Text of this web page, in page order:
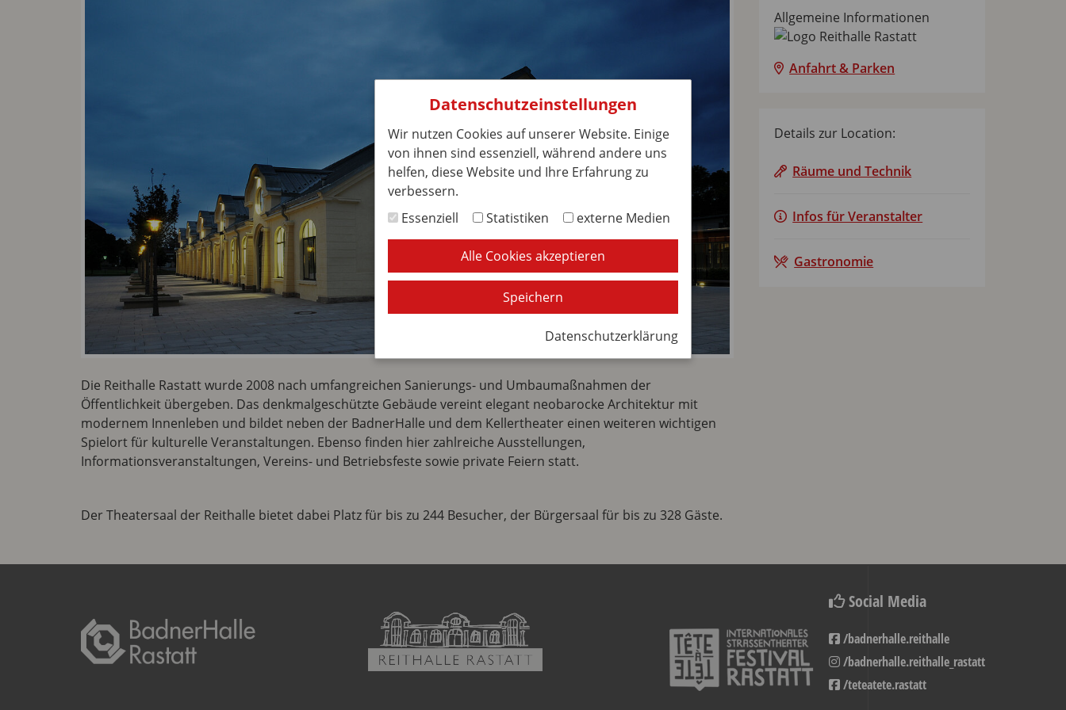
Datenschutzeinstellungen
Wir nutzen Cookies auf unserer Website. Einige
von ihnen sind essenziell, während andere uns
helfen, diese Website und Ihre Erfahrung zu
verbessern.
Essenziell
Statistiken externe Medien
Alle Cookies akzeptieren
Speichern
Datenschutzerklärung
Die Reithalle Rastatt wurde 2008 nach umfangreichen Sanierungs- und Umbaumaßnahmen der
Öffentlichkeit übergeben. Das denkmalgeschützte Gebäude vereint elegant neobarocke Architektur mit
modernem Innenleben und bildet neben der BadnerHalle und dem Kellertheater einen weiteren wichtigen
Spielort für kulturelle Veranstaltungen. Ebenso finden hier zahlreiche Ausstellungen,
Informationsveranstaltungen, Vereins- und Betriebsfeste sowie private Feiern statt.
Der Theatersaal der Reithalle bietet dabei Platz für bis zu 244 Besucher, der Bürgersaal für bis zu 328 Gäste.
Allgemeine Informationen
Anfahrt & Parken
Details zur Location:
Räume und Technik
Infos für Veranstalter
Gastronomie
Social Media
/badnerhalle.reithalle
/badnerhalle.reithalle_rastatt
/teteatete.rastatt